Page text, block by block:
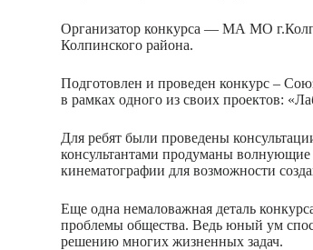
Организатор конкурса — МА МО
Колпинского района.
Подготовлен и проведен конкурс –
в рамках одного из своих проектов:
Для ребят были проведены
консультантами продуманы волнующие
кинематографии для возможности
Еще одна немаловажная деталь
проблемы общества. Ведь юный ум
решению многих жизненных задач.